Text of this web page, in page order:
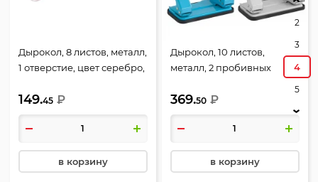
Дырокол, 8 листов, металл,
1 отверстие, цвет серебро,
149.45 ₽
в корзину
Дырокол, 10 листов,
металл, 2 пробивных
Deli, E0136
369.50 ₽
в корзину
2
3
4
5